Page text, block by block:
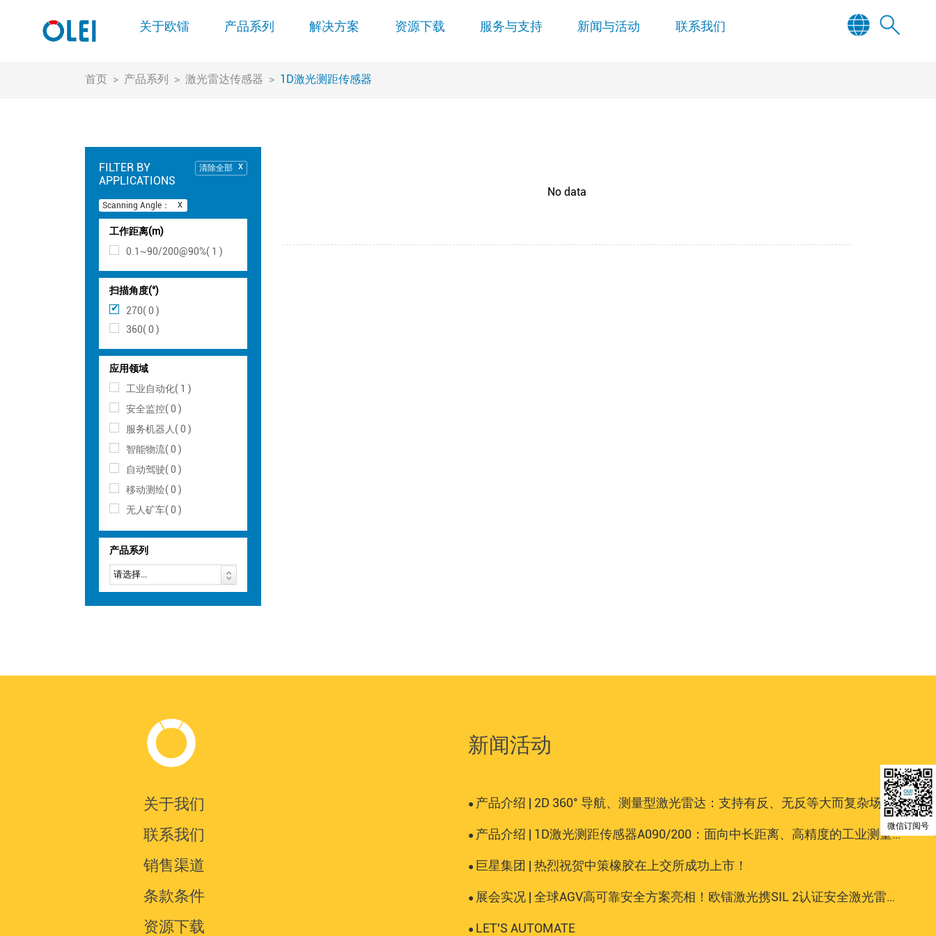
关于欧镭 产品系列 解决方案 资源下载 服务与支持 新闻与活动 联系我们
首页 > 产品系列 > 激光雷达传感器 > 1D激光测距传感器
FILTER BY
APPLICATIONS
清除全部
Scanning Angle：
工作距离(m)
0.1~90/200@90%( 1 )
扫描角度(°)
270( 0 )
360( 0 )
应用领域
工业自动化( 1 )
安全监控( 0 )
服务机器人( 0 )
智能物流( 0 )
自动驾驶( 0 )
移动测绘( 0 )
无人矿车( 0 )
产品系列
No data
关于我们
联系我们
销售渠道
条款条件
资源下载
新闻活动
● 产品介绍 | 2D 360° 导航、测量型激光雷达：支持有反、无反等大而复杂场景
● 产品介绍 | 1D激光测距传感器A090/200：面向中长距离、高精度的工业测量场景
● 巨星集团 | 热烈祝贺中策橡胶在上交所成功上市！
● 展会实况 | 全球AGV高可靠安全方案亮相！欧镭激光携SIL 2认证安全激光雷达登陆AUTOMATE 2025
● LET'S AUTOMATE
微信订阅号